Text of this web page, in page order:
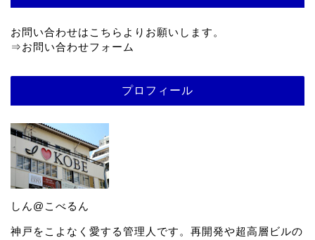
お問い合わせはこちらよりお願いします。
⇒お問い合わせフォーム
プロフィール
しん@こべるん
神戸をこよなく愛する管理人です。再開発や超高層ビルの